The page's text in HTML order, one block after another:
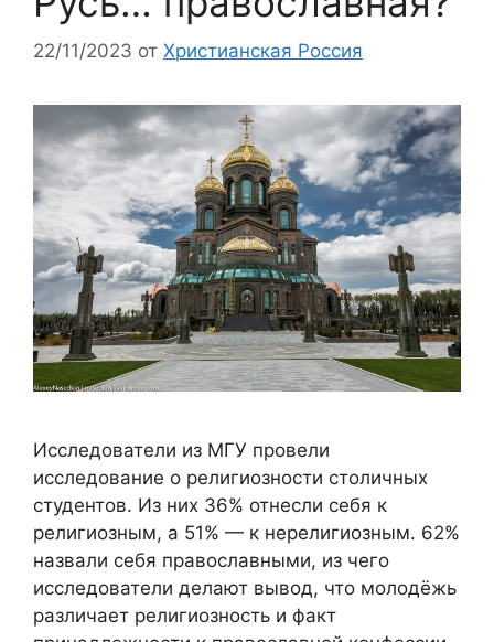
22/11/2023 от Христианская Россия
Исследователи из МГУ провели
исследование о религиозности столичных
студентов. Из них 36% отнесли себя к
религиозным, а 51% — к нерелигиозным. 62%
назвали себя православными, из чего
исследователи делают вывод, что молодёжь
различает религиозность и факт